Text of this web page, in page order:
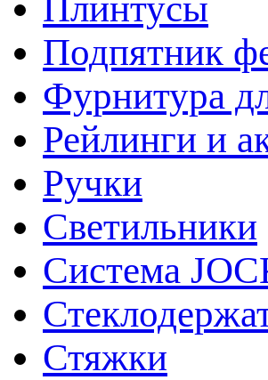
Подпятник
Фурнитура
Рейлинги и
Ручки
Светильники
Система
Стяжки